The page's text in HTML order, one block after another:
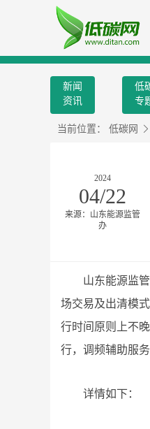
新闻
资讯
低
专
当前位置： 低碳网
2024
04/22
来源：山东能源监管
办
山东能源监
场交易及出清模
行时间原则上不
行，调频辅助服
详情如下：